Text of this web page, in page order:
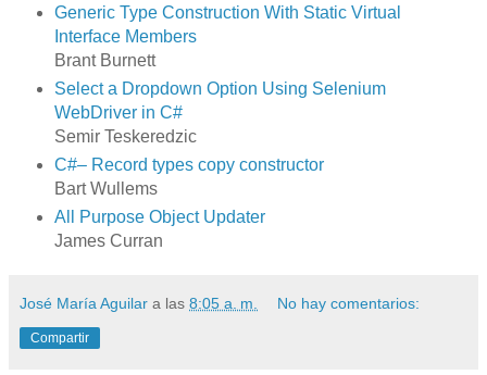
Generic Type Construction With Static Virtual
Interface Members
Brant Burnett
Select a Dropdown Option Using Selenium
WebDriver in C#
Semir Teskeredzic
C#– Record types copy constructor
Bart Wullems
All Purpose Object Updater
James Curran
José María Aguilar a las 8:05 a. m. No hay comentarios:
Compartir